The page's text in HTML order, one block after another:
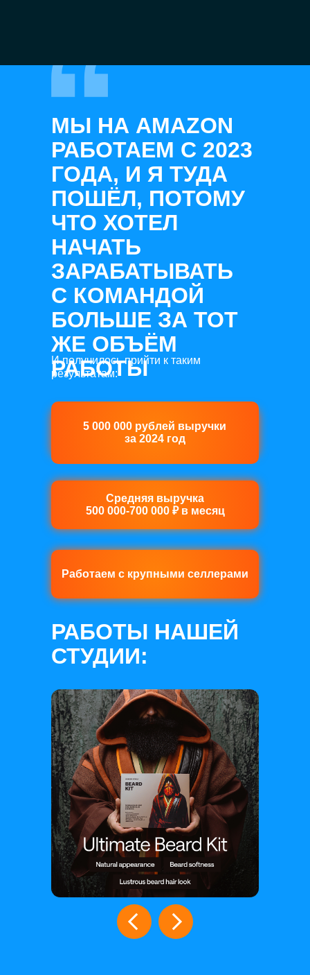
5 000 000 рублей выручки
за 2024 год
Работаем с крупными селлерами
Средняя выручка
500 000-700 000 ₽ в месяц
МЫ НА AMAZON
РАБОТАЕМ С 2023
ГОДА, И Я ТУДА
ПОШЁЛ, ПОТОМУ
ЧТО ХОТЕЛ
НАЧАТЬ
ЗАРАБАТЫВАТЬ
С КОМАНДОЙ
БОЛЬШЕ ЗА ТОТ
ЖЕ ОБЪЁМ
РАБОТЫ
РАБОТЫ НАШЕЙ
СТУДИИ:
И получилось прийти к таким
результатам: